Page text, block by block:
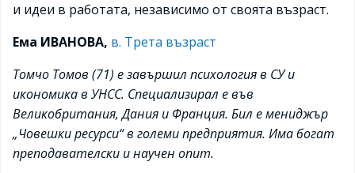
и идеи в работата, независимо от своята възраст.
Ема ИВАНОВА, в. Трета възраст
Томчо Томов (71) е завършил психология в СУ и
икономика в УНСС. Специализирал е във
Великобритания, Дания и Франция. Бил е мениджър
„Човешки ресурси“ в големи предприятия. Има богат
преподавателски и научен опит.